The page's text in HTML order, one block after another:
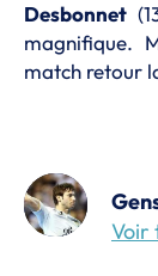
Desbonnet
magnifique.
match retour
Voir